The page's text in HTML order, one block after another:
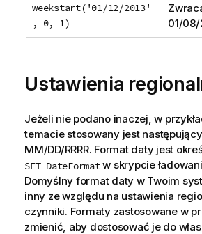
weekstart('01/12/2013'
, 0, 1)
01/08/
Ustawienia
Jeżeli nie podano inaczej, w
temacie stosowany jest
MM/DD/RRRR. Format daty jest
SET DateFormatw skrypcie
Domyślny format daty w Twoim
inny ze względu na ustawienia
czynniki. Formaty zastosowane w
zmienić, aby dostosować je do